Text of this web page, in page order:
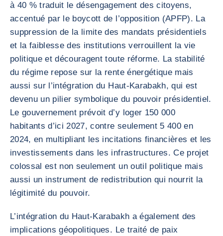
à 40 % traduit le désengagement des citoyens,
accentué par le boycott de l’opposition (APFP). La
suppression de la limite des mandats présidentiels
et la faiblesse des institutions verrouillent la vie
politique et découragent toute réforme. La stabilité
du régime repose sur la rente énergétique mais
aussi sur l’intégration du Haut-Karabakh, qui est
devenu un pilier symbolique du pouvoir présidentiel.
Le gouvernement prévoit d’y loger 150 000
habitants d’ici 2027, contre seulement 5 400 en
2024, en multipliant les incitations financières et les
investissements dans les infrastructures. Ce projet
colossal est non seulement un outil politique mais
aussi un instrument de redistribution qui nourrit la
légitimité du pouvoir.
L’intégration du Haut-Karabakh a également des
implications géopolitiques. Le traité de paix